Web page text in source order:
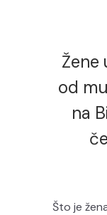
Žene
od
na
Što je